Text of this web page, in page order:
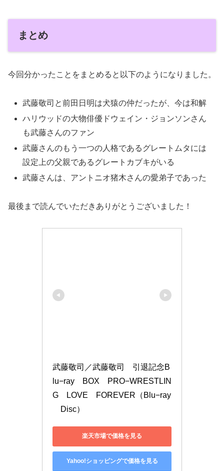
まとめ
今回分かったことをまとめると以下のようになりました。
武藤敬司と前田日明は犬猿の仲だったが、今は和解
ハリウッドの大物俳優ドウェイン・ジョンソンさん
も武藤さんのファン
武藤さんのもう一つの人格であるグレートムタには
設定上の父親であるグレートカブキがいる
武藤さんは、アントニオ猪木さんの愛弟子であった
最後まで読んでいただきありがとうございました！
武藤敬司／武藤敬司　引退記念B
lu−ray　BOX　PRO−WRESTLIN
G　LOVE　FOREVER（Blu−ray
Disc）
楽天市場で価格を見る
Yahoo!ショッピングで価格を見る